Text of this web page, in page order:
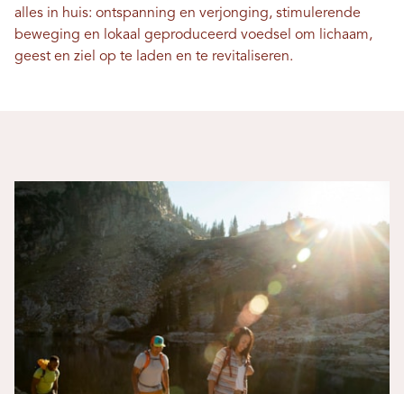
alles in huis: ontspanning en verjonging, stimulerende
beweging en lokaal geproduceerd voedsel om lichaam,
geest en ziel op te laden en te revitaliseren.